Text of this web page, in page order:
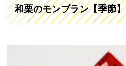
和栗のモンブラン【季節】